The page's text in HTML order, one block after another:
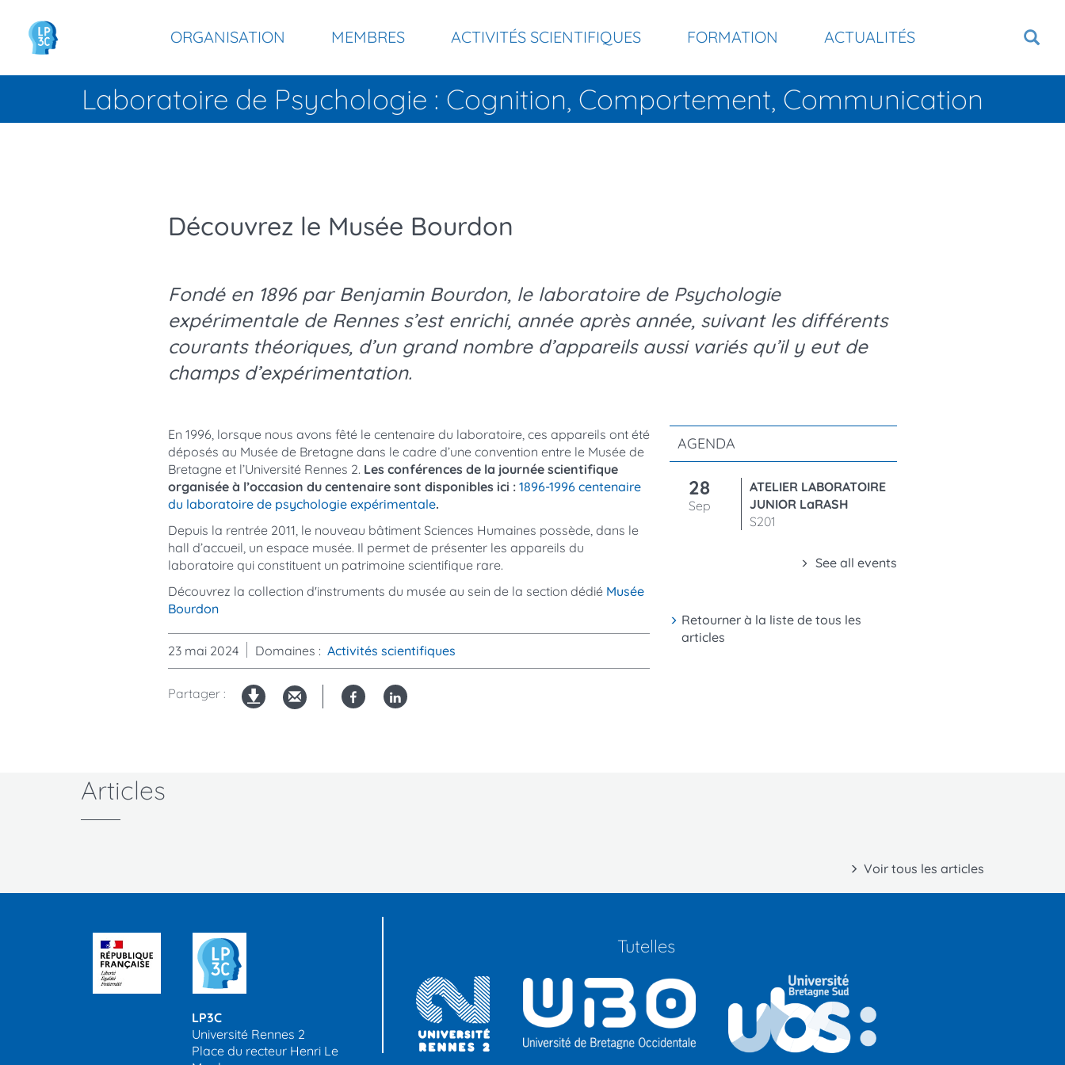
contenu
Navigation
ORGANISATION MEMBRES ACTIVITÉS SCIENTIFIQUES FORMATION ACTUALITÉS
Laboratoire de Psychologie : Cognition, Comportement, Communication
Découvrez le Musée Bourdon
Fondé en 1896 par Benjamin Bourdon, le laboratoire de Psychologie
expérimentale de Rennes s’est enrichi, année après année, suivant les différents
courants théoriques, d’un grand nombre d’appareils aussi variés qu’il y eut de
champs d’expérimentation.
En 1996, lorsque nous avons fêté le centenaire du laboratoire, ces appareils ont été
déposés au Musée de Bretagne dans le cadre d’une convention entre le Musée de
Bretagne et l’Université Rennes 2. Les conférences de la journée scientifique
organisée à l’occasion du centenaire sont disponibles ici : 1896-1996 centenaire
du laboratoire de psychologie expérimentale.
Depuis la rentrée 2011, le nouveau bâtiment Sciences Humaines possède, dans le
hall d’accueil, un espace musée. Il permet de présenter les appareils du
laboratoire qui constituent un patrimoine scientifique rare.
Découvrez la collection d'instruments du musée au sein de la section dédié Musée
Bourdon
23 mai 2024 Domaines Activités scientifiques
Partager :
FacebookLinked
AGENDA
28
Sep
ATELIER LABORATOIRE
JUNIOR LaRASH
S201
See all events
Retourner à la liste de tous les
articles
Articles
Voir tous les articles
LP3C
Université Rennes 2
Place du recteur Henri Le
Tutelles